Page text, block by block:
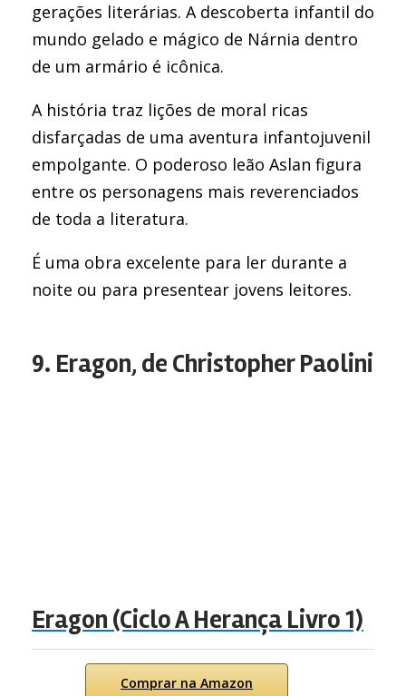
gerações literárias. A descoberta infantil do
mundo gelado e mágico de Nárnia dentro
de um armário é icônica.
A história traz lições de moral ricas
disfarçadas de uma aventura infantojuvenil
empolgante. O poderoso leão Aslan figura
entre os personagens mais reverenciados
de toda a literatura.
É uma obra excelente para ler durante a
noite ou para presentear jovens leitores.
9. Eragon, de Christopher Paolini
Eragon (Ciclo A Herança Livro 1)
Comprar na Amazon